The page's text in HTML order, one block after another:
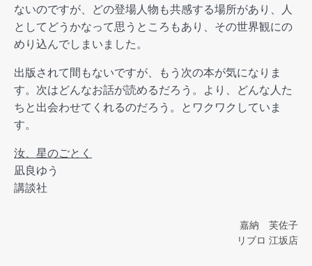
ないのですが、どの登場人物も共感する場所があり、人
としてどうかなって思うところもあり、その世界観にの
めり込んでしまいました。
出版されて間もないですが、もう次の本が気になりま
す。次はどんなお話が読めるだろう。より、どんな人た
ちと出会わせてくれるのだろう。とワクワクしていま
す。
汝、星のごとく
凪良ゆう
講談社
嘉納 芙佐子
リブロ 江坂店